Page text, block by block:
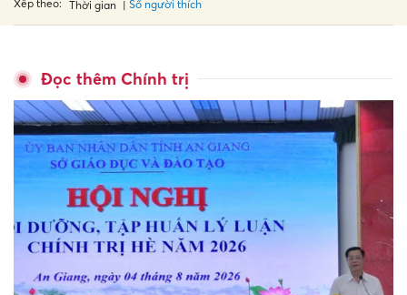
Xếp theo: Thời gian Số người thích
Đọc thêm Chính trị